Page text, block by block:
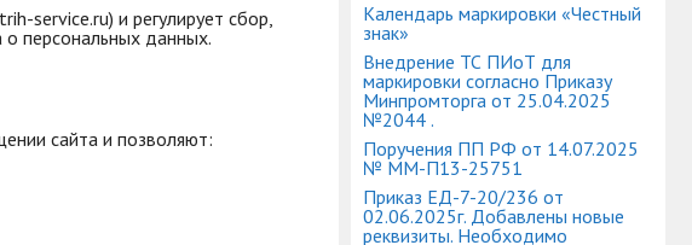
service.ru) и регулирует сбор,
о персональных данных.
сайта и позволяют:
Календарь маркировки «Честный
знак»
Внедрение ТС ПИоТ для
маркировки согласно Приказу
Минпромторга от 25.04.2025
№2044 .
Поручения ПП РФ от 14.07.2025
№ ММ-П13-25751
Приказ ЕД-7-20/236 от
02.06.2025г. Добавлены новые
реквизиты. Необходимо